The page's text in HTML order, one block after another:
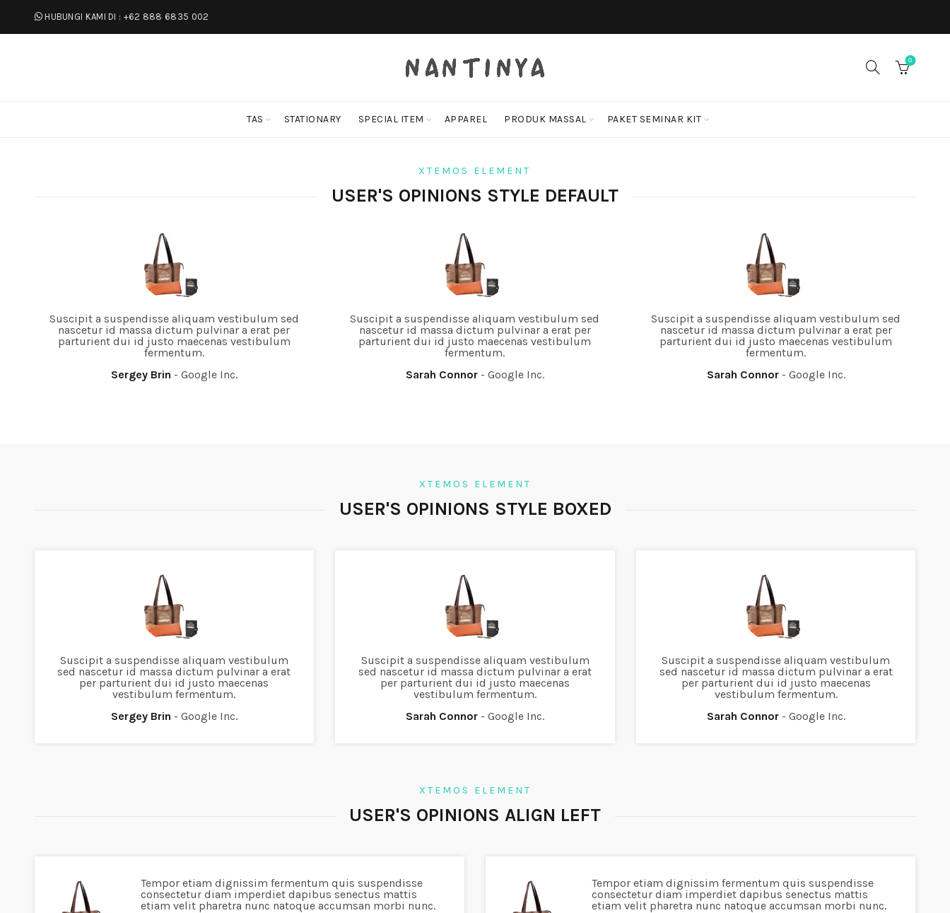
HUBUNGI KAMI DI : +62 888 6835 002
0
TAS STATIONARY SPECIAL ITEM APPAREL PRODUK MASSAL PAKET SEMINAR KIT
XTEMOS ELEMENT
USER'S OPINIONS STYLE DEFAULT
Suscipit a suspendisse aliquam vestibulum sed
nascetur id massa dictum pulvinar a erat per
parturient dui id justo maecenas vestibulum
fermentum.
Sergey Brin
Google Inc.
Suscipit a suspendisse aliquam vestibulum sed
nascetur id massa dictum pulvinar a erat per
parturient dui id justo maecenas vestibulum
fermentum.
Sarah Connor
Google Inc.
Suscipit a suspendisse aliquam vestibulum sed
nascetur id massa dictum pulvinar a erat per
parturient dui id justo maecenas vestibulum
fermentum.
Sarah Connor
Google Inc.
XTEMOS ELEMENT
USER'S OPINIONS STYLE BOXED
Suscipit a suspendisse aliquam vestibulum
sed nascetur id massa dictum pulvinar a erat
per parturient dui id justo maecenas
vestibulum fermentum.
Sergey Brin
Google Inc.
Suscipit a suspendisse aliquam vestibulum
sed nascetur id massa dictum pulvinar a erat
per parturient dui id justo maecenas
vestibulum fermentum.
Sarah Connor
Google Inc.
Suscipit a suspendisse aliquam vestibulum
sed nascetur id massa dictum pulvinar a erat
per parturient dui id justo maecenas
vestibulum fermentum.
Sarah Connor
Google Inc.
XTEMOS ELEMENT
USER'S OPINIONS ALIGN LEFT
Tempor etiam dignissim fermentum quis suspendisse
consectetur diam imperdiet dapibus senectus mattis
etiam velit pharetra nunc natoque accumsan morbi nunc.
Tempor etiam dignissim fermentum quis suspendisse
consectetur diam imperdiet dapibus senectus mattis
etiam velit pharetra nunc natoque accumsan morbi nunc.